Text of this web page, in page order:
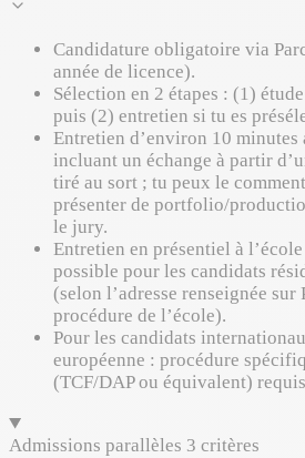
Candidature obligatoire via
année de licence).
Sélection en 2 étapes : (1)
puis (2) entretien si tu es
Entretien d’environ 10 minutes
incluant un échange à partir
tiré au sort ; tu peux le
présenter de portfolio/
le jury.
Entretien en présentiel à
possible pour les candidats
(selon l’adresse renseignée sur
procédure de l’école).
Pour les candidats
européenne : procédure
(TCF/DAP ou équivalent)
Admissions parallèles 3 critères